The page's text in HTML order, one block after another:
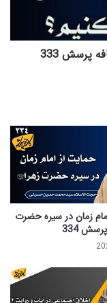
پرسش 333
زمان در سیره حضرت
334